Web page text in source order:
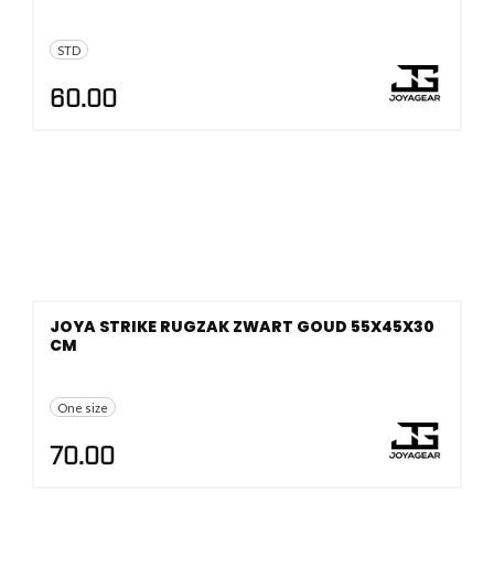
STD
60.00
One size
JOYA STRIKE RUGZAK ZWART GOUD 55X45X30
CM
70.00